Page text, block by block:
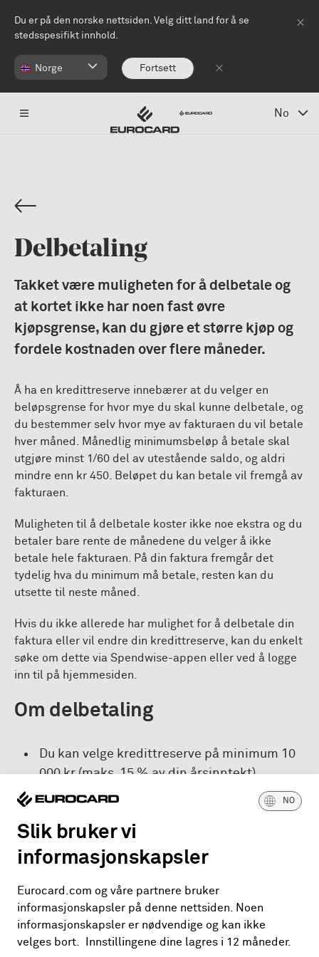
Du er på den norske nettsiden. Velg ditt land for å se
stedsspesifikt innhold.
Norge Fortsett
No
Delbetaling
Takket være muligheten for å delbetale og
at kortet ikke har noen fast øvre
kjøpsgrense, kan du gjøre et større kjøp og
fordele kostnaden over flere måneder.
Å ha en kredittreserve innebærer at du velger en
beløpsgrense for hvor mye du skal kunne delbetale, og
du bestemmer selv hvor mye av fakturaen du vil betale
hver måned. Månedlig minimumsbeløp å betale skal
utgjøre minst 1/60 del av utestående saldo, og aldri
mindre enn kr 450. Beløpet du kan betale vil fremgå av
fakturaen.
Muligheten til å delbetale koster ikke noe ekstra og du
betaler bare rente de månedene du velger å ikke
betale hele fakturaen. På din faktura fremgår det
tydelig hva du minimum må betale, resten kan du
utsette til neste måned.
Hvis du ikke allerede har mulighet for å delbetale din
faktura eller vil endre din kredittreserve, kan du enkelt
søke om dette via Spendwise-appen eller ved å logge
inn til på hjemmesiden.
Om delbetaling
Du kan velge kredittreserve på minimum 10
000 kr (maks. 15 % av din årsinntekt).
Du velger selv hvor mye du vil betale når
din kredittreserve. Månedlig
minimumsbeløp å betale skal utgjøre minst
enn kr 450. Beløpet du kan betale vil fremgå
av fakturaen. Du kan selvsagt velge å betale
hele fakturaen med en gang.
NO
Slik bruker vi
informasjonskapsler
Eurocard.com og våre partnere bruker
informasjonskapsler på denne nettsiden. Noen
informasjonskapsler er nødvendige og kan ikke
velges bort. Innstillingene dine lagres i 12 måneder.